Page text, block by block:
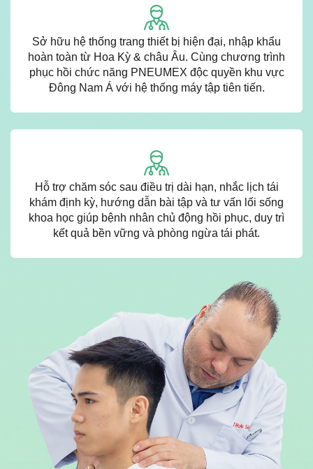
Sở hữu hệ thống trang thiết bị hiện đại, nhập khẩu
hoàn toàn từ Hoa Kỳ & châu Âu. Cùng chương trình
phục hồi chức năng PNEUMEX độc quyền khu vực
Đông Nam Á với hệ thống máy tập tiên tiến.
Hỗ trợ chăm sóc sau điều trị dài hạn, nhắc lịch tái
khám định kỳ, hướng dẫn bài tập và tư vấn lối sống
khoa học giúp bệnh nhân chủ động hồi phục, duy trì
kết quả bền vững và phòng ngừa tái phát.